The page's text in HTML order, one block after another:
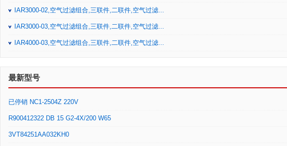
IAR3000-02,空气过滤组合,三联件,二联件,空气过滤...
IAR3000-03,空气过滤组合,三联件,二联件,空气过滤...
IAR4000-03,空气过滤组合,三联件,二联件,空气过滤...
最新型号
已停销 NC1-2504Z 220V
R900412322 DB 15 G2-4X/200 W65
3VT84251AA032KH0